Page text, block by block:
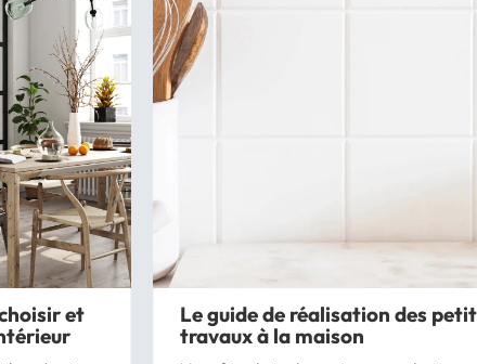
et
Le guide de réalisation des
travaux à la maison